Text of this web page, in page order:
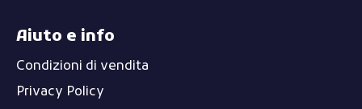
Aiuto e info
Condizioni di vendita
Privacy Policy